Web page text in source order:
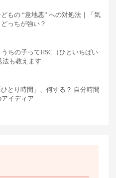
どもの “意地悪” への対処法｜「気
っちが強い？
うちの子ってHSC（ひといちばい
も教えます
とり時間」、何する？ 自分時間
イディア